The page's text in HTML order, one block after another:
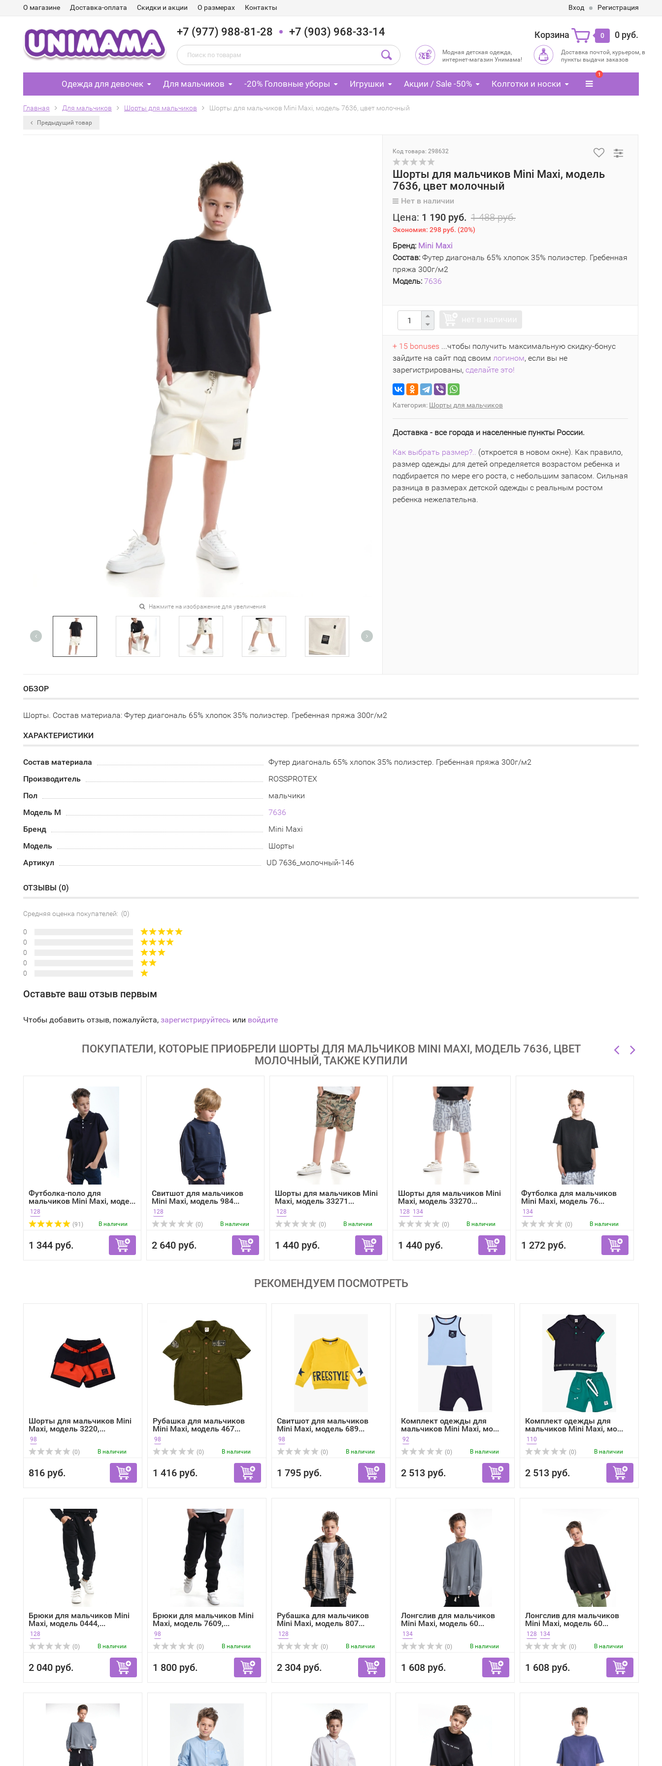
О магазине Доставка-оплата Скидки и акции О размерах Контакты Вход Регистрация
+7 (977) 988-81-28 +7 (903) 968-33-14 Корзина 0 0 руб.
Модная детская одежда,
интернет-магазин Унимама!
Доставка почтой, курьером, в
пункты выдачи заказов
Одежда для девочек Для мальчиков -20% Головные уборы Игрушки Акции / Sale -50% Колготки и носки
1
Главная Для мальчиков Шорты для мальчиков Шорты для мальчиков Mini Maxi, модель 7636, цвет молочный
Предыдущий товар
Нажмите на изображение для увеличения
Код товара: 298632
Шорты для мальчиков Mini Maxi, модель
7636, цвет молочный
Нет в наличии
Цена: 1 190 руб. 1 488 руб.
Экономия: 298 руб. (20%)
Бренд: Mini Maxi
Состав: Футер диагональ 65% хлопок 35% полиэстер. Гребенная
пряжа 300г/м2
Модель: 7636
+ 15 bonuses ...чтобы получить максимальную скидку-бонус
зайдите на сайт под своим логином, если вы не
зарегистрированы, сделайте это!
Категория: Шорты для мальчиков
Доставка - все города и населенные пункты России.
Как выбрать размер?.. (откроется в новом окне). Как правило,
размер одежды для детей определяется возрастом ребенка и
подбирается по мере его роста, с небольшим запасом. Сильная
разница в размерах детской одежды с реальным ростом
ребенка нежелательна.
ОБЗОР
Шорты. Состав материала: Футер диагональ 65% хлопок 35% полиэстер. Гребенная пряжа 300г/м2
ХАРАКТЕРИСТИКИ
Состав материала
Футер диагональ 65% хлопок 35% полиэстер. Гребенная пряжа 300г/м2
Производитель
ROSSPROTEX
Пол
мальчики
Модель М
7636
Бренд
Mini Maxi
Модель
Шорты
Артикул
UD 7636_молочный-146
ОТЗЫВЫ (0)
Средняя оценка покупателей: (0)
0
0
0
0
0
Оставьте ваш отзыв первым
Чтобы добавить отзыв, пожалуйста, зарегистрируйтесь или войдите
ПОКУПАТЕЛИ, КОТОРЫЕ ПРИОБРЕЛИ ШОРТЫ ДЛЯ МАЛЬЧИКОВ MINI MAXI, МОДЕЛЬ 7636, ЦВЕТ
МОЛОЧНЫЙ, ТАКЖЕ КУПИЛИ
Футболка-поло для
мальчиков Mini Maxi, моде...
128
(91)
В наличии
1 344 руб.
Свитшот для мальчиков
Mini Maxi, модель 984...
128
(0)
В наличии
2 640 руб.
Шорты для мальчиков Mini
Maxi, модель 33271...
128
(0)
В наличии
1 440 руб.
Шорты для мальчиков Mini
Maxi, модель 33270...
128 134
(0)
В наличии
1 440 руб.
Футболка для мальчиков
Mini Maxi, модель 76...
134
(0)
В наличии
1 272 руб.
РЕКОМЕНДУЕМ ПОСМОТРЕТЬ
Шорты для мальчиков Mini
Maxi, модель 3220,...
98
(0)
В наличии
816 руб.
Рубашка для мальчиков
Mini Maxi, модель 467...
98
(0)
В наличии
1 416 руб.
Свитшот для мальчиков
Mini Maxi, модель 689...
98
(0)
В наличии
1 795 руб.
Комплект одежды для
мальчиков Mini Maxi, мо...
92
(0)
В наличии
2 513 руб.
Комплект одежды для
мальчиков Mini Maxi, мо...
110
(0)
В наличии
2 513 руб.
Брюки для мальчиков Mini
Maxi, модель 0444,...
128
(0)
В наличии
2 040 руб.
Брюки для мальчиков Mini
Maxi, модель 7609,...
98
(0)
В наличии
1 800 руб.
Рубашка для мальчиков
Mini Maxi, модель 807...
128
(0)
В наличии
2 304 руб.
Лонгслив для мальчиков
Mini Maxi, модель 60...
134
(0)
В наличии
1 608 руб.
Лонгслив для мальчиков
Mini Maxi, модель 60...
128 134
(0)
В наличии
1 608 руб.